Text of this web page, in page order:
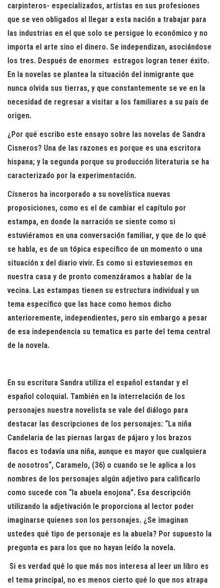
carpinteros- especializados, artistas en sus profesiones
que se ven obligados al llegar a esta nación a trabajar para
las industrias en el que solo se persigue lo económico y no
importa el arte sino el dinero. Se independizan, asociándose
los tres. Después de enormes estragos logran tener éxito.
En la novelas se plantea la situación del inmigrante que
nunca olvida sus tierras, y que constantemente se ve en la
necesidad de regresar a visitar a los familiares a su país de
origen.
¿Por qué escribo este ensayo sobre las novelas de Sandra
Cisneros? Una de las razones es porque es una escritora
hispana; y la segunda porque su producción literaturia se ha
caracterizado por la experimentación.
Cisneros ha incorporado a su novelística nuevas
proposiciones, como es el de cambiar el capítulo por
estampa, en donde la narración se siente como si
estuviéramos en una conversación familiar, y que de lo qué
se habla, es de un tópica específico de un momento o una
situación x del diario vivir. Es como si estuviesemos en
nuestra casa y de pronto comenzáramos a hablar de la
vecina. Las estampas tienen su estructura individual y un
tema específico que las hace como hemos dicho
anterioremente, independientes, pero sin embargo a pesar
de esa independencia su tematica es parte del tema central
de la novela.
En su escritura Sandra utiliza el español estandar y el
español coloquial. También en la interrelación de los
personajes nuestra novelista se vale del diálogo para
destacar las descripciones de los personajes: “La niña
Candelaria de las piernas largas de pájaro y los brazos
flacos es todavía una niña, aunque es mayor que cualquiera
de nosotros“, Caramelo, (36) o cuando se le aplica a los
nombres de los personajes algún adjetivo para calificarlo
como sucede con “la abuela enojona”. Esa descripción
utilizando la adjetivación le proporciona al lector poder
imaginarse quienes son los personajes. ¿Se imaginan
ustedes qué tipo de personaje es la abuela? Por supuesto la
pregunta es para los que no hayan leído la novela.
Si es verdad qué lo que más nos interesa al leer un libro es
el tema principal, no es menos cierto qué lo que nos atrapa